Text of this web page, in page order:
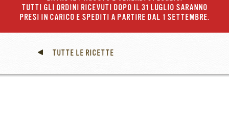
TUTTI GLI ORDINI RICEVUTI DOPO IL 31 LUGLIO SARANNO
PRESI IN CARICO E SPEDITI A PARTIRE DAL 1 SETTEMBRE.
TUTTE LE RICETTE